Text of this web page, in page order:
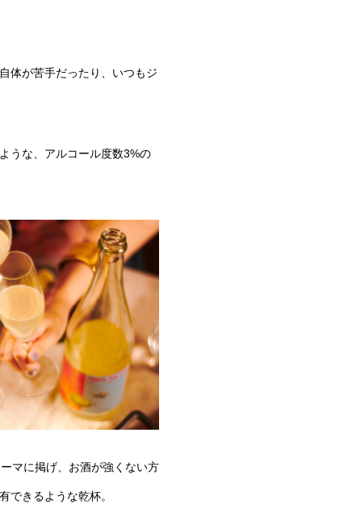
体が苦手だったり、いつもジ
うな、アルコール度数3%の
ーマに掲げ、お酒が強くない方
できるような乾杯。